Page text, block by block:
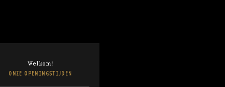
Welkom!
ONZE OPENINGSTIJDEN